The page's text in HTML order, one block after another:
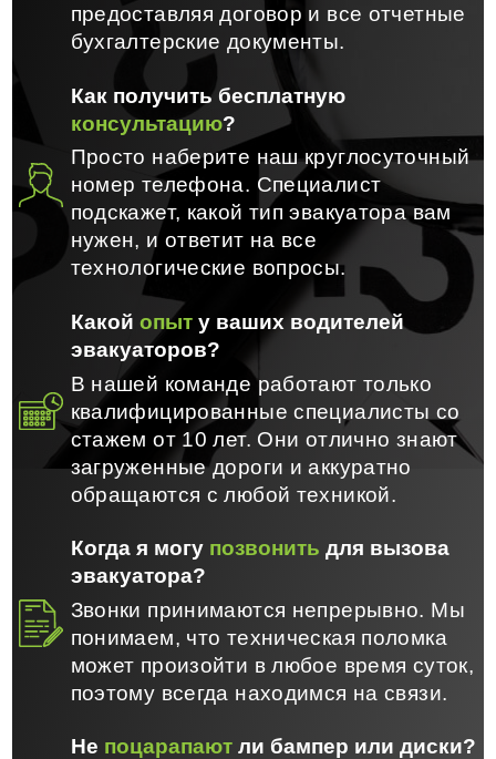
предоставляя договор и все отчетные
бухгалтерские документы.
Как получить бесплатную
консультацию?
Просто наберите наш круглосуточный
номер телефона. Специалист
подскажет, какой тип эвакуатора вам
нужен, и ответит на все
технологические вопросы.
Какой опыту ваших водителей
эвакуаторов?
В нашей команде работают только
квалифицированные специалисты со
стажем от 10 лет. Они отлично знают
загруженные дороги и аккуратно
обращаются с любой техникой.
Когда я могу позвонить для вызова
эвакуатора?
Звонки принимаются непрерывно. Мы
понимаем, что техническая поломка
может произойти в любое время суток,
поэтому всегда находимся на связи.
Не поцарапаютли бампер или диски?